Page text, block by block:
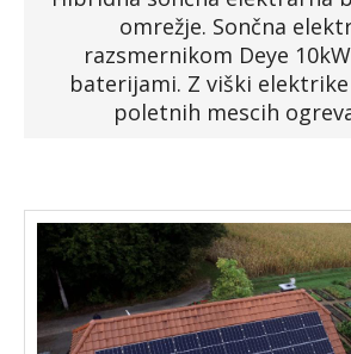
omrežje. Sončna
razsmernikom Deye
baterijami. Z viški
poletnih mescih